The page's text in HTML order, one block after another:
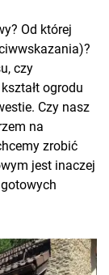
Od której
czy
ogrodu
Czy nasz
na
zrobić
jest inaczej